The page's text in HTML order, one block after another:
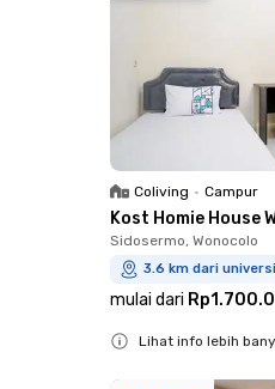
Coliving • Campur
Kost Homie House
Sidosermo, Wonocolo
3.6 km dari
mulai dari
Lihat info lebih